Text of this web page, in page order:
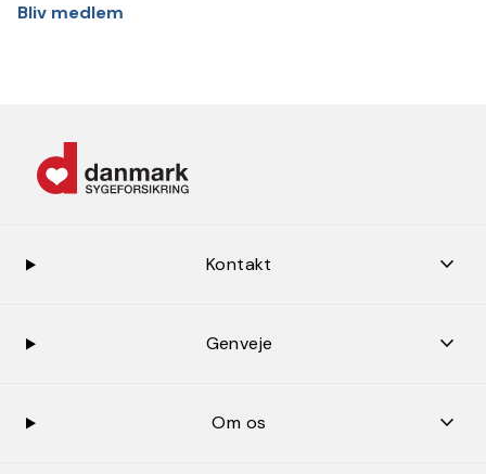
Bliv medlem
Kontakt
Genveje
Om os